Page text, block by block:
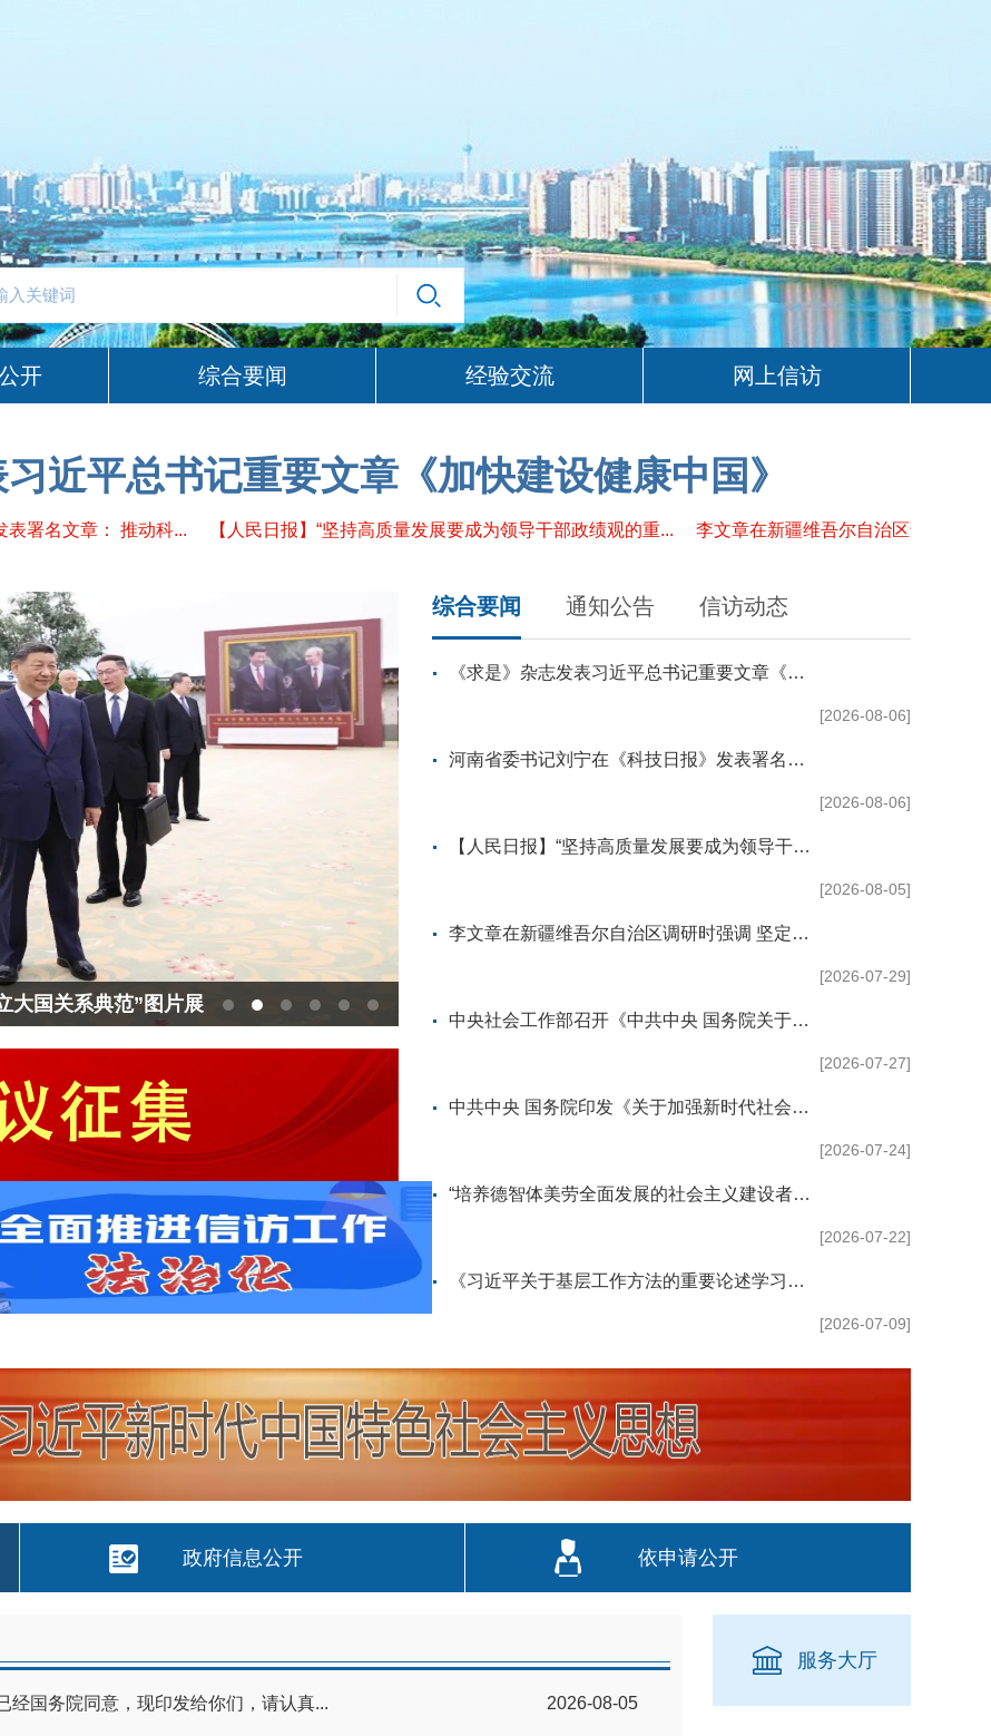
开 综合要闻 经验交流 网上信访
习近平总书记重要文章《加快建设健康中国》
名文章： 推动科... 【人民日报】“坚持高质量发展要成为领导干部政绩观的重... 李文章在新疆维吾尔自治区调研时强调
大国关系典范”图片展
综合要闻 通知公告 信访动态
《求是》杂志发表习近平总书记重要文章《加快建设健康...
[2026-08-06]
河南省委书记刘宁在《科技日报》发表署名文章： 推动...
[2026-08-06]
【人民日报】“坚持高质量发展要成为领导干部政绩观的...
[2026-08-05]
李文章在新疆维吾尔自治区调研时强调 坚定不移推进信...
[2026-07-29]
中央社会工作部召开《中共中央 国务院关于加强新时代...
[2026-07-27]
中共中央 国务院印发《关于加强新时代社会工作的意见...
[2026-07-24]
“培养德智体美劳全面发展的社会主义建设者和接班人”...
[2026-07-22]
《习近平关于基层工作方法的重要论述学习读本》出版发...
[2026-07-09]
政府信息公开 依申请公开
经国务院同意，现印发给你们，请认真... 2026-08-05
服务大厅